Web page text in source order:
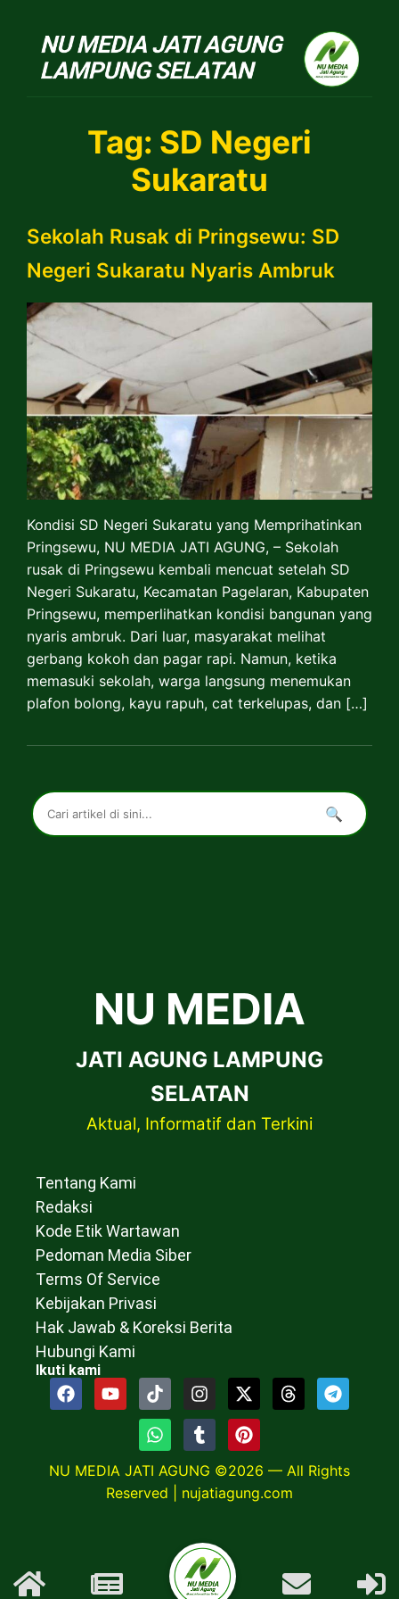
NU
Tag: SD Negeri
Sukaratu
Sekolah Rusak di Pringsewu: SD
Negeri Sukaratu Nyaris Ambruk
Kondisi SD Negeri Sukaratu yang Memprihatinkan
Pringsewu, NU MEDIA JATI AGUNG, – Sekolah
rusak di Pringsewu kembali mencuat setelah SD
Negeri Sukaratu, Kecamatan Pagelaran, Kabupaten
Pringsewu, memperlihatkan kondisi bangunan yang
nyaris ambruk. Dari luar, masyarakat melihat
gerbang kokoh dan pagar rapi. Namun, ketika
memasuki sekolah, warga langsung menemukan
plafon bolong, kayu rapuh, cat terkelupas, dan […]
🔍
NU MEDIA
JATI AGUNG LAMPUNG
SELATAN
Aktual, Informatif dan Terkini
Tentang Kami
Redaksi
Kode Etik Wartawan
Pedoman Media Siber
Terms Of Service
Kebijakan Privasi
Hak Jawab & Koreksi Berita
Hubungi Kami
Ikuti kami
NU MEDIA JATI AGUNG ©2026 — All Rights
Reserved | nujatiagung.com